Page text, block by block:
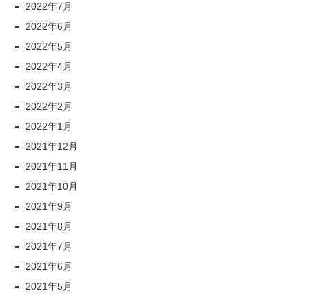
2022年7月
2022年6月
2022年5月
2022年4月
2022年3月
2022年2月
2022年1月
2021年12月
2021年11月
2021年10月
2021年9月
2021年8月
2021年7月
2021年6月
2021年5月